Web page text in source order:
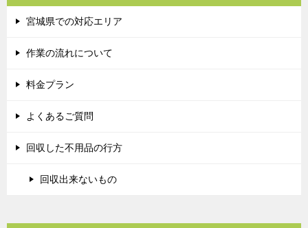
宮城県での対応エリア
作業の流れについて
料金プラン
よくあるご質問
回収した不用品の行方
回収出来ないもの